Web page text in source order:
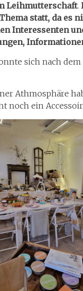
Leihmutterschaft.
statt, da es
Interessenten
sich nach
Athmosphäre
noch ein